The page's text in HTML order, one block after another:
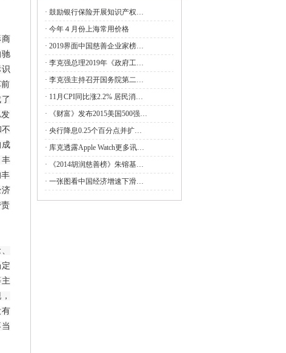
革委副主任丛亮会见阿曼能源与矿产部次大
廷签署共建“一带一路”合作规划
月全国国有及国有控股企业经济运行情况
监管局：强化理论武装 筑牢思想之基 认真
央财政油茶产业发展奖补政策的通知
水利救灾资金7.28亿元支持消除水毁、白蚁
核定抽水蓄能电站容量电价
举行5月份新闻发布会
驰
成
济
· 鼓励银行保险开展知识产权…
· 今年４月份上海常用价格
· 2019界面中国慈善企业家榜…
· 李克强总理2019年《政府工…
· 李克强主持召开国务院第二…
· 11月CPI同比涨2.2% 居民消…
·
《财富》发布2015美国500强…
· 央行降息0.25个百分点并扩…
· 库克透露Apple Watch更多讯…
·
《2014胡润慈善榜》朱镕基…
· 一张图看中国经济增速下滑…